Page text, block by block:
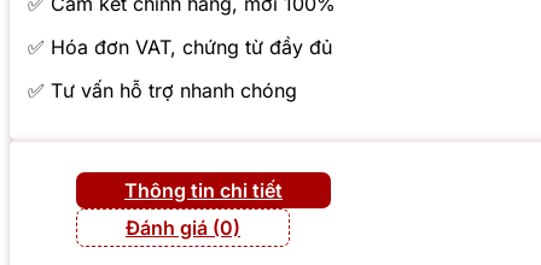
✅ Hóa đơn VAT, chứng từ đầy đủ
✅ Tư vấn hỗ trợ nhanh chóng
Thông tin chi tiết
Đánh giá (0)